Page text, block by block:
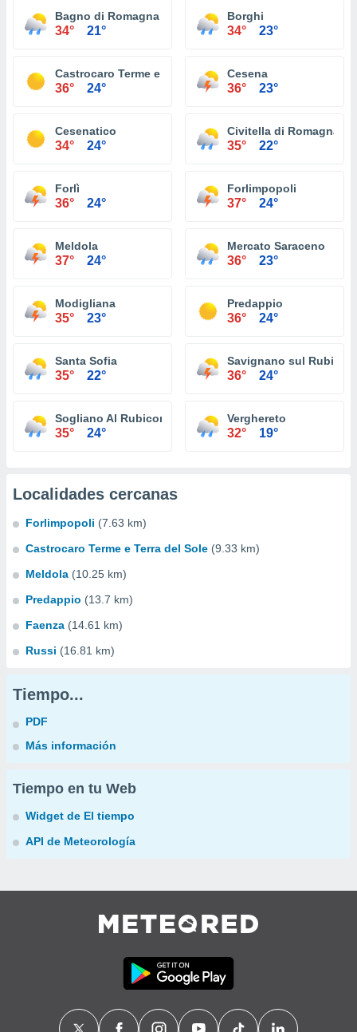
Bagno di Romagna
34° 21°
Borghi
34° 23°
Castrocaro Terme e Terra del Sole
36° 24°
Cesena
36° 23°
Cesenatico
34° 24°
Civitella di Romagna
35° 22°
Forlì
36° 24°
Forlimpopoli
37° 24°
Meldola
37° 24°
Mercato Saraceno
36° 23°
Modigliana
35° 23°
Predappio
36° 24°
Santa Sofia
35° 22°
Savignano sul
36° 24°
Sogliano Al Rubicone
35° 24°
Verghereto
32° 19°
Localidades cercanas
Forlimpopoli (7.63 km)
Castrocaro Terme e Terra del Sole (9.33 km)
Meldola (10.25 km)
Predappio (13.7 km)
Faenza (14.61 km)
Russi (16.81 km)
Tiempo...
PDF
Más información
Tiempo en tu Web
Widget de El tiempo
API de Meteorología